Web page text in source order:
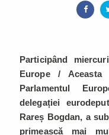
Participând
Europe / Aceasta
Parlamentul
delegației
Rareș Bogdan, a
primească mai